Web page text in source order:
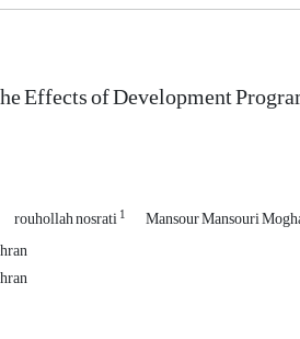
Effects of Development
rouhollah nosrati1 Mansour Mansouri